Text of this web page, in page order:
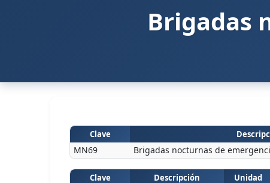
Brigadas
Clave
MN69 Brigadas nocturnas de
Clave Descripción Unidad